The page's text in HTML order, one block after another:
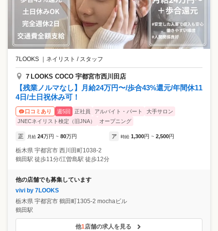
7LOOKS ネイリスト / スタッフ
７LOOKS COCO 宇都宮市西川田店
【残業ノルマなし】月給24万円〜/歩合43%還元/年間休11
4日/土日祝休み可！
口コミあり 週5回 正社員 アルバイト・パート
大手サロン
JNECネイリスト検定（旧JNA）
オープニング
正 月給 24万円 ~ 80万円 ア 時給 1,300円 ~ 2,500円
栃木県 宇都宮市 ⻄川田町1038-2
鶴田駅 徒歩11分/江曽島駅 徒歩12分
他の店舗でも募集しています
vivi by 7LOOKS
栃木県 宇都宮市 鶴田町1305-2 mochaビル
鶴田駅
他1店舗の求人を見る